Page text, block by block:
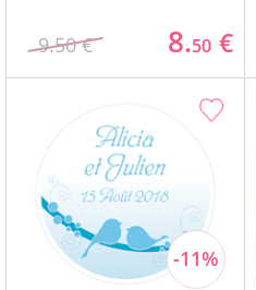
9.50 € 8.50 €